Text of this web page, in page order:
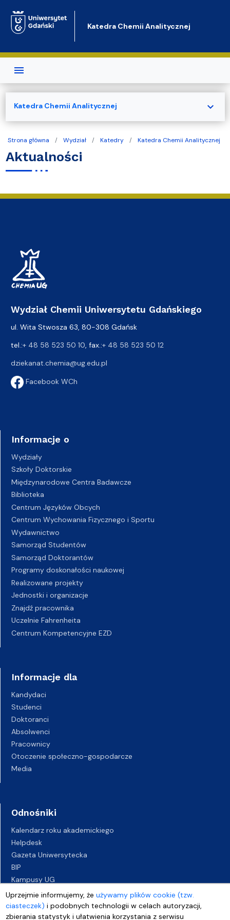
Uprzejmie informujemy, żeużywamy plików cookie (tzw.
ciasteczek) i podobnych technologii w celach autoryzacji,
zbierania statystyk i ułatwienia korzystania z serwisu
Katedra Chemii Analitycznej
Strona główna Wydział Katedry Katedra Chemii Analitycznej
Aktualności
Katedra Chemii Analitycznej expand_more
Wydział Chemii Uniwersytetu Gdańskiego
ul. Wita Stwosza 63, 80-308 Gdańsk
tel.:+ 48 58 523 50 10 , fax.:+ 48 58 523 50 12
dziekanat.chemia@ug.edu.pl
Facebook WCh
Informacje o
Wydziały
Szkoły Doktorskie
Międzynarodowe Centra Badawcze
Biblioteka
Centrum Języków Obcych
Centrum Wychowania Fizycznego i Sportu
Wydawnictwo
Samorząd Studentów
Samorząd Doktorantów
Programy doskonałości naukowej
Realizowane projekty
Jednostki i organizacje
Znajdź pracownika
Uczelnie Fahrenheita
Centrum Kompetencyjne EZD
Informacje dla
Kandydaci
Studenci
Doktoranci
Absolwenci
Pracownicy
Otoczenie społeczno-gospodarcze
Media
Odnośniki
Kalendarz roku akademickiego
Helpdesk
Gazeta Uniwersytecka
BIP
Kampusy UG
Biuro Karier UG
Oferty pracy
Deklaracja dostępności